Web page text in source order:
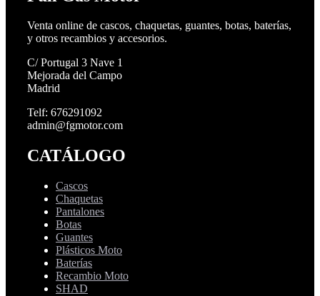
Venta online de cascos, chaquetas, guantes, botas, baterías,
y otros recambios y accesorios.
C/ Portugal 3 Nave 1
Mejorada del Campo
Madrid
Telf: 676291092
admin@fgmotor.com
CATÁLOGO
Cascos
Chaquetas
Pantalones
Botas
Guantes
Plásticos Moto
Baterías
Recambio Moto
SHAD